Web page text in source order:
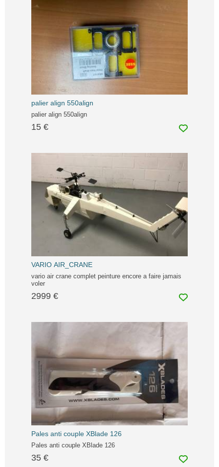
palier align 550align
palier align 550align
15 €
VARIO AIR_CRANE
vario air crane complet peinture encore a faire jamais
voler
2999 €
Pales anti couple XBlade 126
Pales anti couple XBlade 126
35 €